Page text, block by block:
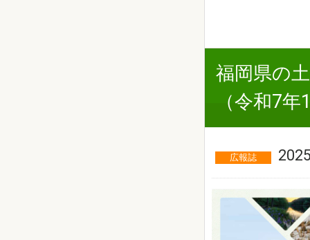
福岡県の
（令和7
広報誌